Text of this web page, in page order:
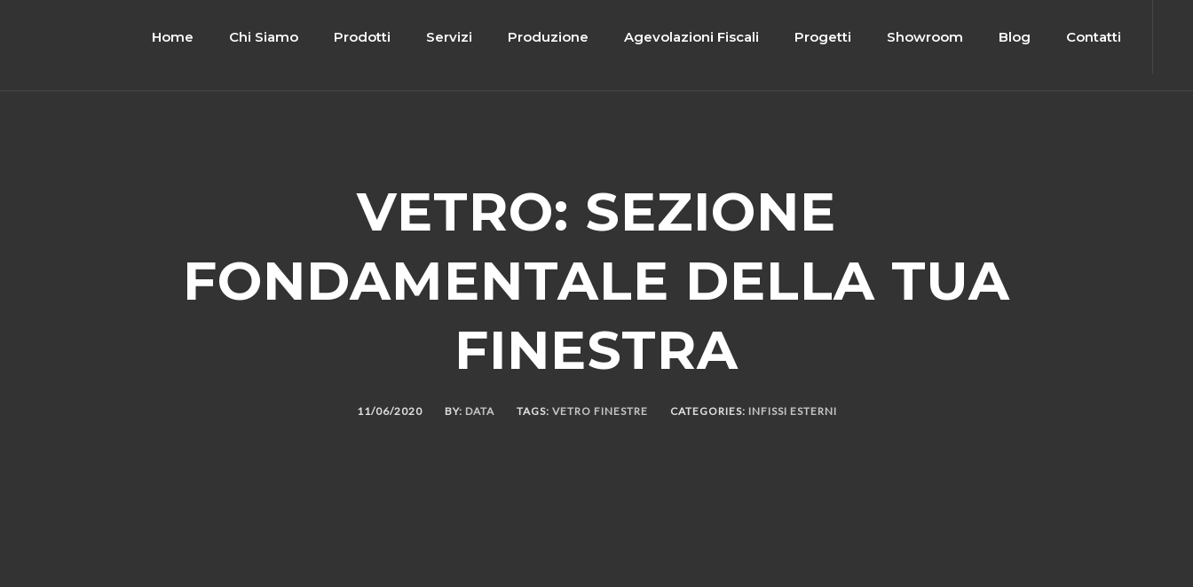
Home Chi Siamo Prodotti Servizi Produzione Agevolazioni Fiscali Progetti Showroom Blog Contatti
VETRO: SEZIONE
FONDAMENTALE DELLA TUA
FINESTRA
11/06/2020 BY: DATA TAGS: VETRO FINESTRE CATEGORIES: INFISSI ESTERNI